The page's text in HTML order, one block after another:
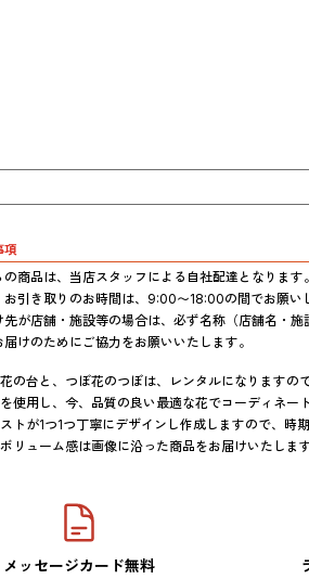
項
の商品は、当店スタッフによる自社配達となります。
お引き取りのお時間は、9:00〜18:00の間でお願い
先が店舗・施設等の場合は、必ず名称（店舗名・
届けのためにご協力をお願いいたします。
花の台と、つぼ花のつぼは、レンタルになりますの
使用し、今、品質の良い最適な花でコーディネー
ストが1つ1つ丁寧にデザインし作成しますので、
メッセージカード無料